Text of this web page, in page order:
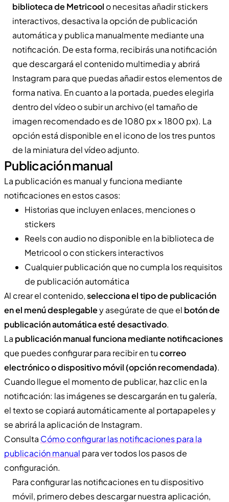
biblioteca de Metricool o necesitas añadir stickers
interactivos, desactiva la opción de publicación
automática y publica manualmente mediante una
notificación. De esta forma, recibirás una notificación
que descargará el contenido multimedia y abrirá
Instagram para que puedas añadir estos elementos de
forma nativa. En cuanto a la portada, puedes elegirla
dentro del vídeo o subir un archivo (el tamaño de
imagen recomendado es de 1080 px × 1800 px). La
opción está disponible en el icono de los tres puntos
de la miniatura del vídeo adjunto.
Publicación manual
La publicación es manual y funciona mediante
notificaciones en estos casos:
Historias que incluyen enlaces, menciones o
stickers
Reels con audio no disponible en la biblioteca de
Metricool o con stickers interactivos
Cualquier publicación que no cumpla los requisitos
de publicación automática
Al crear el contenido,selecciona el tipo de publicación
en el menú desplegabley asegúrate de que el botón de
publicación automática esté desactivado.
La publicación manual funciona mediante notificaciones
que puedes configurar para recibir en tucorreo
electrónico o dispositivo móvil (opción recomendada).
Cuando llegue el momento de publicar, haz clic en la
notificación: las imágenes se descargarán en tu galería,
el texto se copiará automáticamente al portapapeles y
se abrirá la aplicación de Instagram.
Consulta Cómo configurar las notificaciones para la
publicación manual para ver todos los pasos de
configuración.
Para configurar las notificaciones en tu dispositivo
móvil, primero debes descargar nuestra aplicación,